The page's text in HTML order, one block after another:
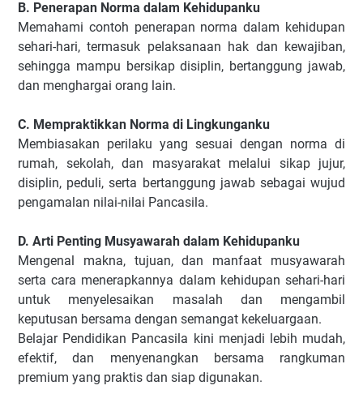
B. Penerapan Norma dalam Kehidupanku
Memahami contoh penerapan norma dalam kehidupan
sehari-hari, termasuk pelaksanaan hak dan kewajiban,
sehingga mampu bersikap disiplin, bertanggung jawab,
dan menghargai orang lain.
C. Mempraktikkan Norma di Lingkunganku
Membiasakan perilaku yang sesuai dengan norma di
rumah, sekolah, dan masyarakat melalui sikap jujur,
disiplin, peduli, serta bertanggung jawab sebagai wujud
pengamalan nilai-nilai Pancasila.
D. Arti Penting Musyawarah dalam Kehidupanku
Mengenal makna, tujuan, dan manfaat musyawarah
serta cara menerapkannya dalam kehidupan sehari-hari
untuk menyelesaikan masalah dan mengambil
keputusan bersama dengan semangat kekeluargaan.
Belajar Pendidikan Pancasila kini menjadi lebih mudah,
efektif, dan menyenangkan bersama rangkuman
premium yang praktis dan siap digunakan.